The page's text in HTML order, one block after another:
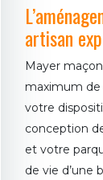
artisan
Mayer
maximum de
votre
conception
et votre
de vie d’une